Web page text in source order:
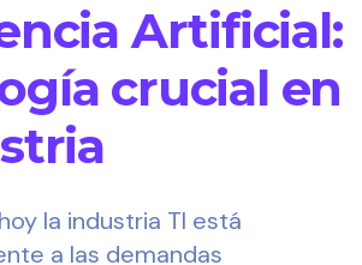
Artificial:
crucial en
la industria TI está
a las demandas